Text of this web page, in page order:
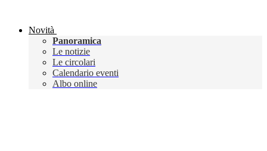
Novità
Panoramica
Le notizie
Le circolari
Calendario eventi
Albo online